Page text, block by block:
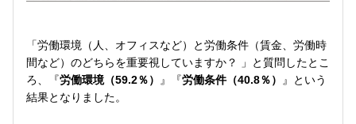
「労働環境（人、オフィスなど）と労働条件（賃金、労働時
間など）のどちらを重要視していますか？ 」と質問したとこ
ろ、『労働環境（59.2％） 』『労働条件（40.8％）
』という
結果となりました。